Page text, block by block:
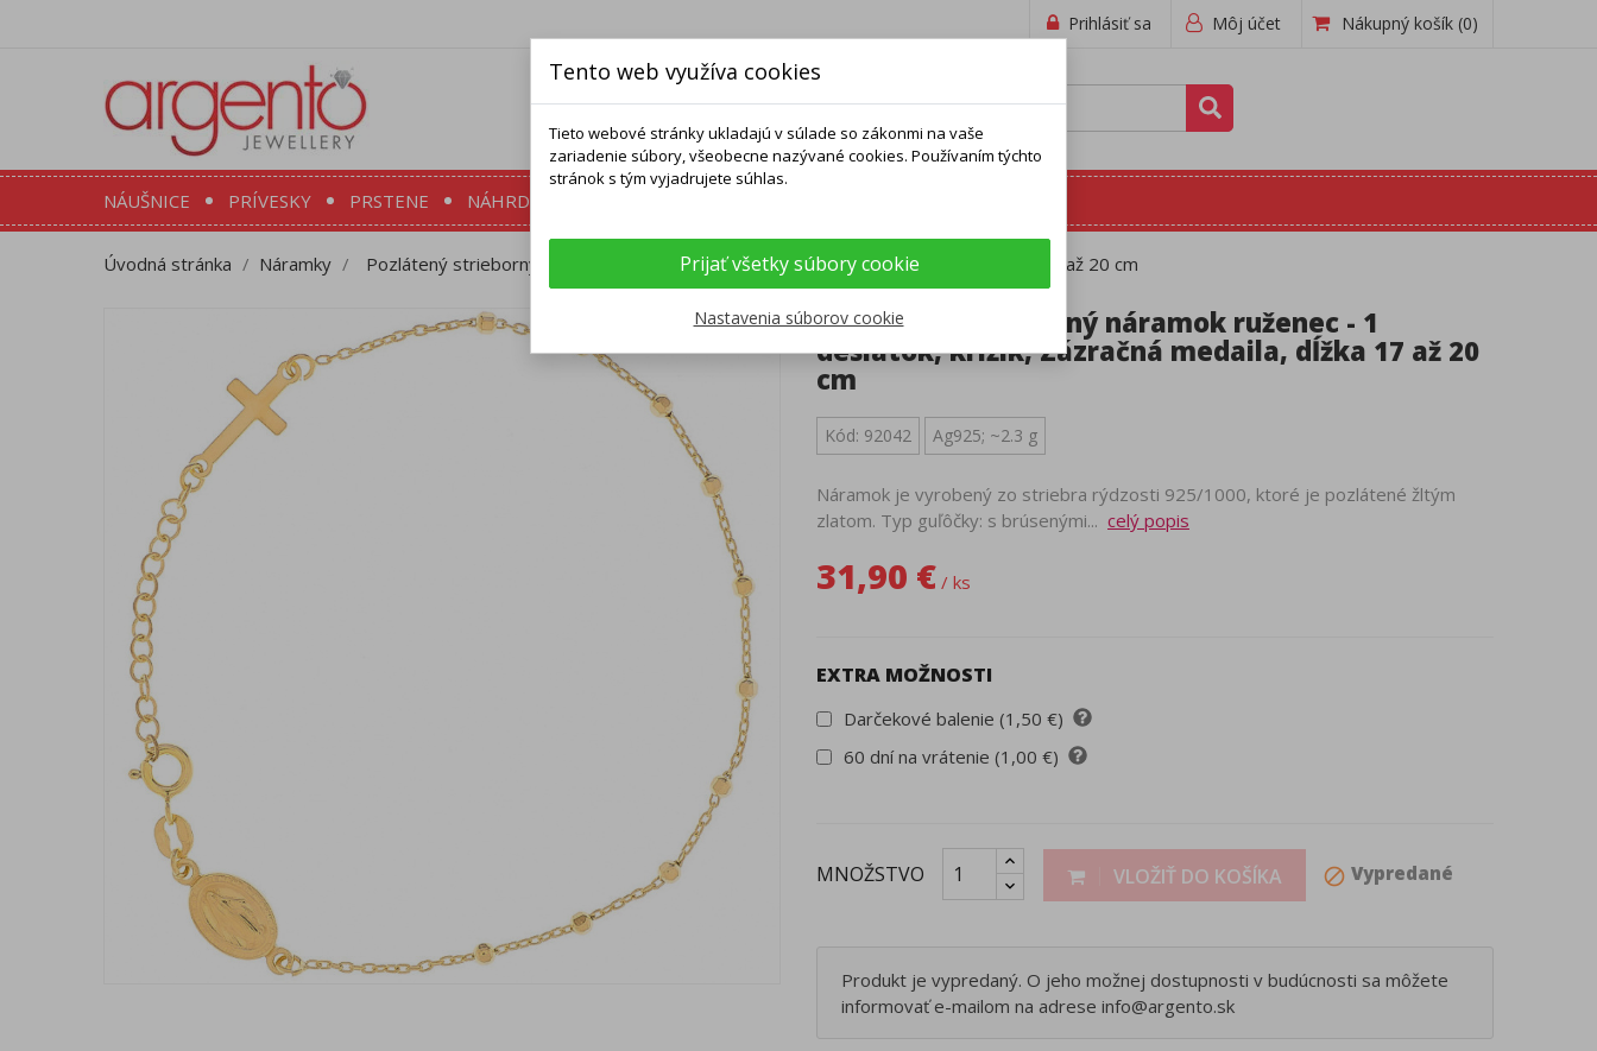
Môj účet
Prihlásiť sa Nákupný košík (0)
NÁUŠNICE PRÍVESKY PRSTENE NÁHRDELNÍKY
Úvodná stránka Náramky Pozlátený strieborný náramok ruženec - 1 desiatok, krížik, Zázračná medaila, dĺžka 17 až 20 cm
Pozlátený strieborný náramok ruženec - 1
desiatok, krížik, Zázračná medaila, dĺžka 17 až 20
cm
Kód: 92042 Ag925; ~2.3 g
Náramok je vyrobený zo striebra rýdzosti 925/1000, ktoré je pozlátené žltým
zlatom. Typ guľôčky: s brúsenými... celý popis
31,90 € / ks
EXTRA MOŽNOSTI
Darčekové balenie (1,50 €)
60 dní na vrátenie (1,00 €)
MNOŽSTVO VLOŽIŤ DO KOŠÍKA block Vypredané
Produkt je vypredaný. O jeho možnej dostupnosti v budúcnosti sa môžete
informovať e-mailom na adrese info@argento.sk
Tento web využíva cookies
Tieto webové stránky ukladajú v súlade so zákonmi na vaše
zariadenie súbory, všeobecne nazývané cookies. Používaním týchto
stránok s tým vyjadrujete súhlas.
Prijať všetky súbory cookie
Nastavenia súborov cookie